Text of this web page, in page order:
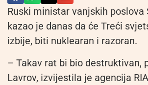
Ruski ministar vanjskih poslova
kazao je danas da će Treći
izbije, biti nuklearan i razoran.
– Takav rat bi bio destruktivan,
Lavrov, izvijestila je agencija